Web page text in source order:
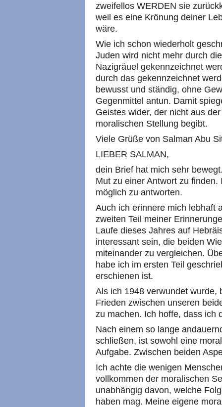
zweifellos WERDEN sie
weil es eine Krönung deiner
wäre.
Wie ich schon wiederholt
Juden wird nicht mehr durch
Nazigräuel gekennzeichnet
durch das gekennzeichnet
bewusst und ständig, ohne
Gegenmittel antun. Damit
Geistes wider, der nicht aus
moralischen Stellung begibt.
Viele Grüße von Salman Abu
LIEBER SALMAN,
dein Brief hat mich sehr
Mut zu einer Antwort zu
möglich zu antworten.
Auch ich erinnere mich lebhaft
zweiten Teil meiner
Laufe dieses Jahres auf
interessant sein, die beiden
miteinander zu vergleichen.
habe ich im ersten Teil
erschienen ist.
Als ich 1948 verwundet wurde,
Frieden zwischen unseren
zu machen. Ich hoffe, dass ich
Nach einem so lange
schließen, ist sowohl eine
Aufgabe. Zwischen beiden
Ich achte die wenigen
vollkommen der moralischen
unabhängig davon, welche
haben mag. Meine eigene